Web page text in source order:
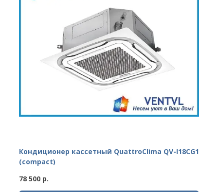
Кондиционер кассетный QuattroClima QV-I18CG1
(compact)
78 500 р.